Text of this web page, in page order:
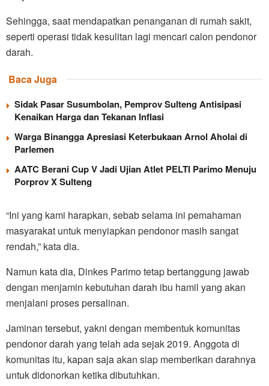
Sehingga, saat mendapatkan penanganan di rumah sakit,
seperti operasi tidak kesulitan lagi mencari calon pendonor
darah.
Baca Juga
Sidak Pasar Susumbolan, Pemprov Sulteng Antisipasi
Kenaikan Harga dan Tekanan Inflasi
Warga Binangga Apresiasi Keterbukaan Arnol Aholai di
Parlemen
AATC Berani Cup V Jadi Ujian Atlet PELTI Parimo Menuju
Porprov X Sulteng
“Ini yang kami harapkan, sebab selama ini pemahaman
masyarakat untuk menyiapkan pendonor masih sangat
rendah,” kata dia.
Namun kata dia, Dinkes Parimo tetap bertanggung jawab
dengan menjamin kebutuhan darah ibu hamil yang akan
menjalani proses persalinan.
Jaminan tersebut, yakni dengan membentuk komunitas
pendonor darah yang telah ada sejak 2019. Anggota di
komunitas itu, kapan saja akan siap memberikan darahnya
untuk didonorkan ketika dibutuhkan.